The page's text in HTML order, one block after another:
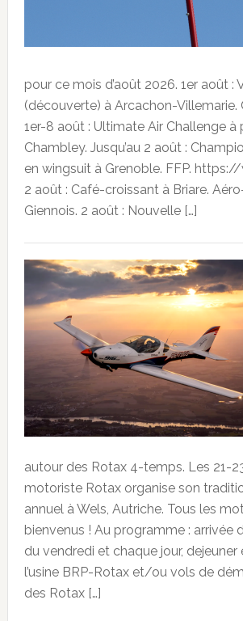
pour ce mois d’août 2026. 1er août :
(découverte) à Arcachon-Villemarie.
1er-8 août : Ultimate Air Challenge à
Chambley. Jusqu’au 2 août :
en wingsuit à Grenoble. FFP.
2 août : Café-croissant à Briare.
Giennois. 2 août : Nouvelle […]
autour des Rotax 4-temps. Les 21-
motoriste Rotax organise son
annuel à Wels, Autriche. Tous les
bienvenus ! Au programme : arrivée
du vendredi et chaque jour, dejeuner
l’usine BRP-Rotax et/ou vols de
des Rotax […]